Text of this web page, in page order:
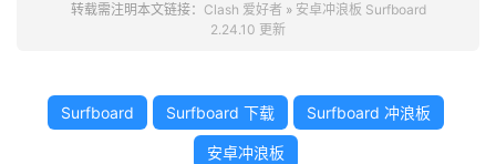
转载需注明本文链接： Clash 爱好者 » 安卓冲浪板 Surfboard
2.24.10 更新
Surfboard Surfboard 下载 Surfboard 冲浪板
安卓冲浪板